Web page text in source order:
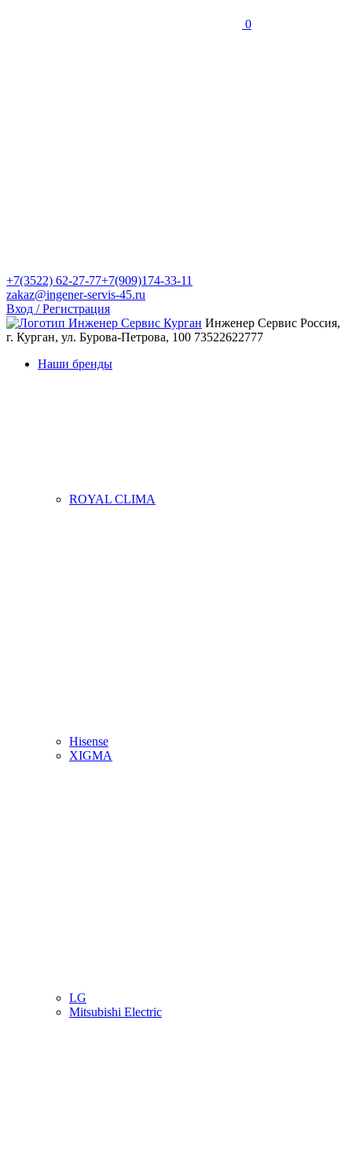
0
+7(3522) 62-27-77+7(909)174-33-11
zakaz@ingener-servis-45.ru
Вход / Регистрация
Инженер Сервис Россия,
г. Курган, ул. Бурова-Петрова, 100 73522622777
Наши бренды
ROYAL CLIMA
Hisense
XIGMA
LG
Mitsubishi Electric